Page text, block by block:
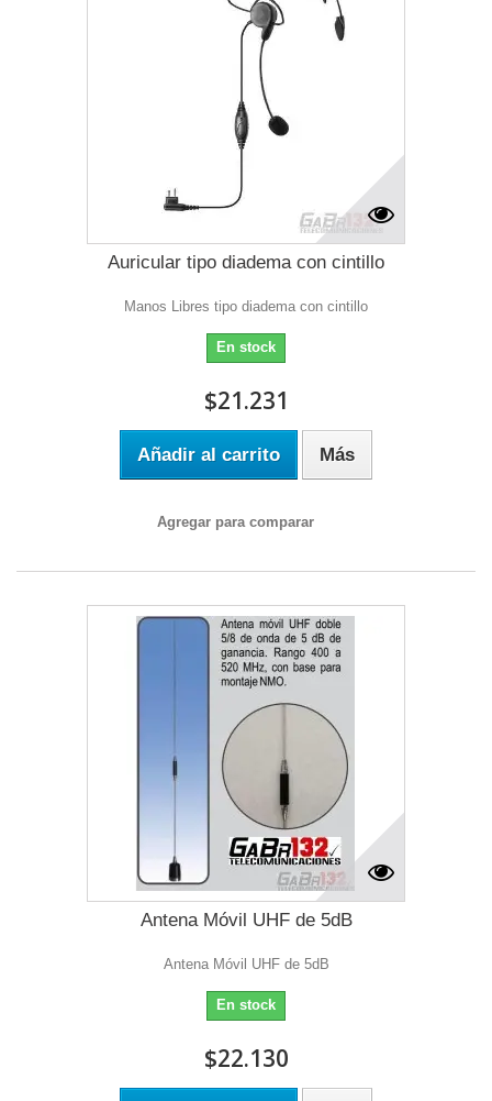
Auricular tipo diadema con cintillo
Manos Libres tipo diadema con cintillo
En stock
$21.231
Añadir al carrito Más
Agregar para comparar
Antena Móvil UHF de 5dB
Antena Móvil UHF de 5dB
En stock
$22.130